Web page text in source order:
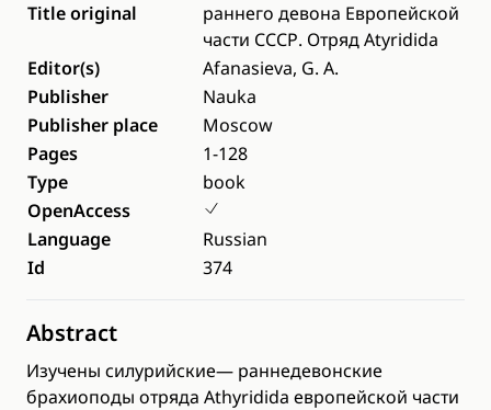
Title original
раннего девона Европейской
части СССР. Отряд Аtyridida
Editor(s)
Afanasieva, G. A.
Publisher
Nauka
Publisher place
Moscow
Pages
1-128
Type
book
OpenAccess
Language
Russian
Id
374
Abstract
Изучены силурийские— раннедевонские
брахиоподы отряда Athyridida европейской части